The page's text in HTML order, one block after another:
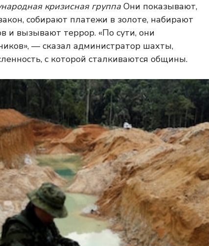
кризисная группа Они показывают,
собирают платежи в золоте, набирают
и вызывают террор. «По сути, они
— сказал администратор шахты,
с которой сталкиваются общины.